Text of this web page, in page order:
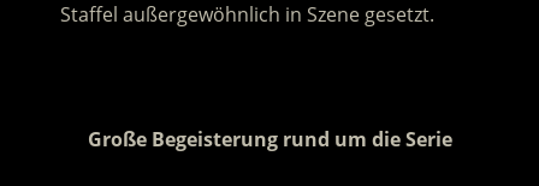
Staffel außergewöhnlich in Szene gesetzt.
Große Begeisterung rund um die Serie